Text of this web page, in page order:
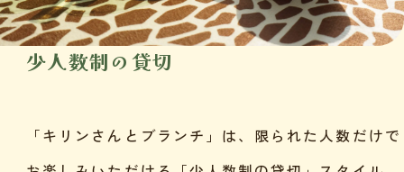
少人数制の貸切
「キリンさんとブランチ」は、限られた人数だけで